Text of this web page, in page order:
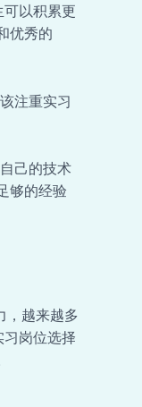
以积累更
优秀的
注重实习
己的技术
够的经验
，越来越多
岗位选择